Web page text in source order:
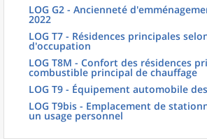
LOG G2 - Ancienneté
2022
LOG T7 - Résidences principales
d'occupation
LOG T8M - Confort des résidences
combustible principal de chauffage
LOG T9 - Équipement automobile
LOG T9bis - Emplacement de
un usage personnel